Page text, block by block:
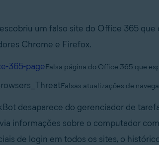
um falso site do Office 365
Chrome e Firefox.
Falsa página do Office 365 que
Falsas atualizações de
desaparece do gerenciador de
informações sobre o computador
de login em todos os sites, o